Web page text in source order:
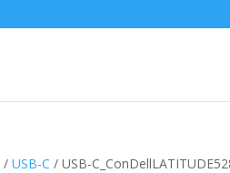
/ USB-C / USB-